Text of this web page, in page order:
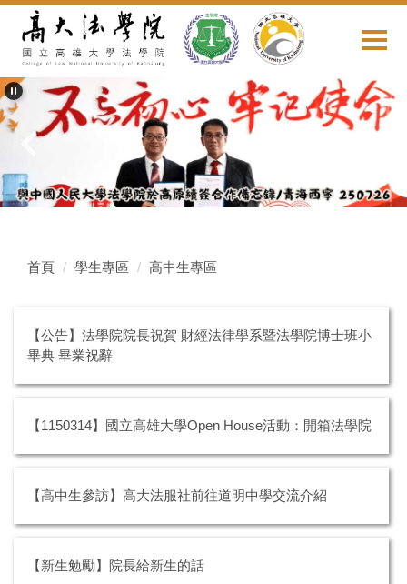
要
內
容
區
首頁 學生專區 高中生專區
【公告】法學院院長祝賀 財經法律學系暨法學院博士班小
畢典 畢業祝辭
【1150314】國立高雄大學Open House活動：開箱法學院
【高中生參訪】高大法服社前往道明中學交流介紹
【新生勉勵】院長給新生的話